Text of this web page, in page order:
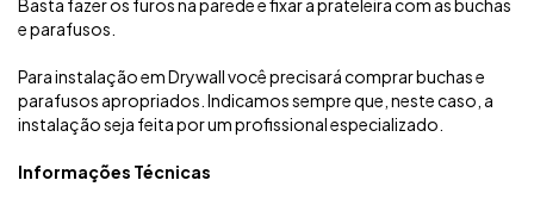
Basta fazer os furos na parede e fixar a prateleira com as buchas
e parafusos.
Para instalação em Drywall você precisará comprar buchas e
parafusos apropriados. Indicamos sempre que, neste caso, a
instalação seja feita por um profissional especializado.
Informações Técnicas